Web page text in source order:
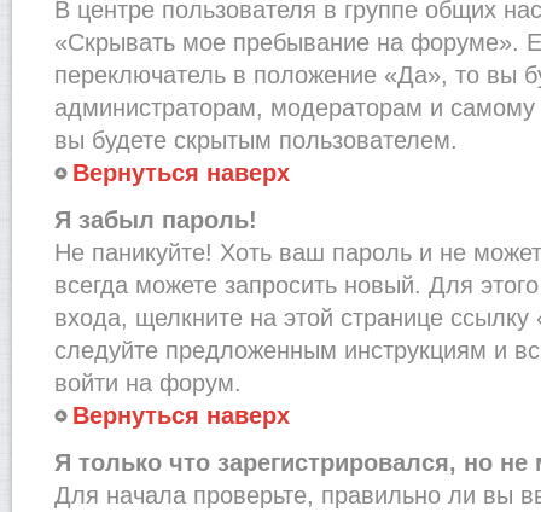
В центре пользователя в группе общих
«Скрывать мое пребывание на форуме».
переключатель в положение «Да», то вы
администраторам, модераторам и
вы будете скрытым пользователем.
Вернуться наверх
Я забыл пароль!
Не паникуйте! Хоть ваш пароль и не
всегда можете запросить новый. Для
входа, щелкните на этой странице
следуйте предложенным инструкциям и
войти на форум.
Вернуться наверх
Я только что зарегистрировался, но не
Для начала проверьте, правильно ли вы